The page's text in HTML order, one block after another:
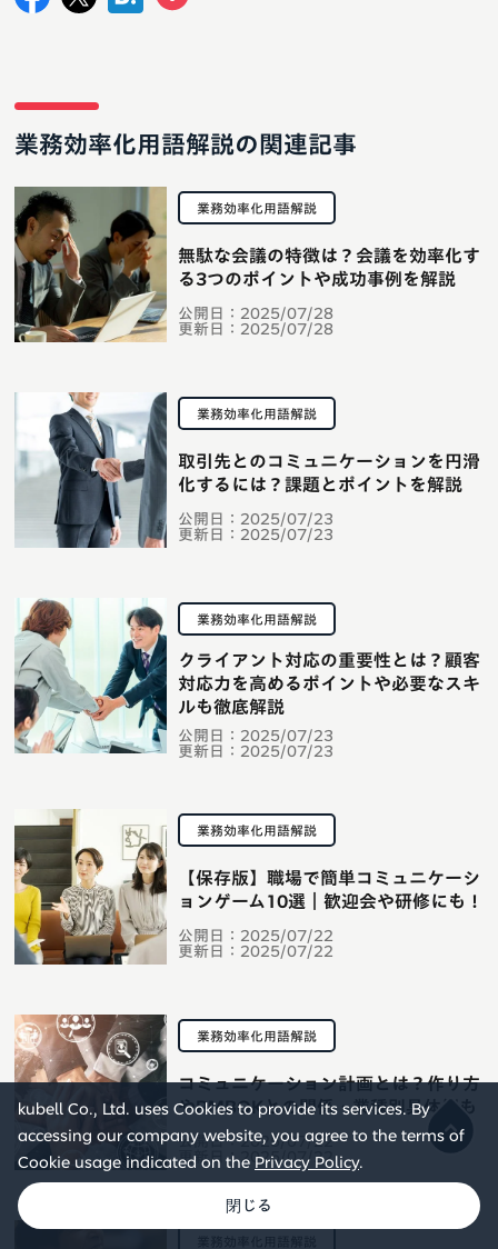
kubell Co., Ltd. uses Cookies to provide its services. By
accessing our company website, you agree to the terms of
Cookie usage indicated on the Privacy Policy.
業務効率化用語解説の関連記事
業務効率化用語解説
公開日： 2025/07/28
更新日： 2025/07/28
無駄な会議の特徴は？会議を効率化す
る3つのポイントや成功事例を解説
業務効率化用語解説
公開日： 2025/07/23
更新日： 2025/07/23
取引先とのコミュニケーションを円滑
化するには？課題とポイントを解説
業務効率化用語解説
公開日： 2025/07/23
更新日： 2025/07/23
クライアント対応の重要性とは？顧客
対応力を高めるポイントや必要なスキ
ルも徹底解説
業務効率化用語解説
公開日： 2025/07/22
更新日： 2025/07/22
【保存版】職場で簡単コミュニケーシ
ョンゲーム10選｜歓迎会や研修にも！
業務効率化用語解説
公開日：2025/07/22
更新日：2025/07/22
コミュニケーション計画とは？作り方
やPMBOKとの関係・業種別具体例も